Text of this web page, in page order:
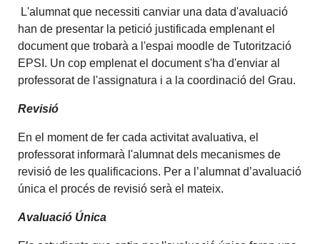
L'alumnat que necessiti canviar una data d'avaluació
han de presentar la petició justificada emplenant el
document que trobarà a l'espai moodle de Tutorització
EPSI. Un cop emplenat el document s'ha d'enviar al
professorat de l'assignatura i a la coordinació del Grau.
Revisió
En el moment de fer cada activitat avaluativa, el
professorat informarà l'alumnat dels mecanismes de
revisió de les qualificacions. Per a l’alumnat d’avaluació
única el procés de revisió serà el mateix.
Avaluació Única